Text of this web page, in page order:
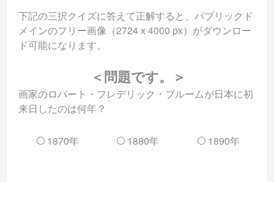
下記の三択クイズに答えて正解すると、パブリックド
メインのフリー画像（2724 x 4000 px）がダウンロー
ド可能になります。
＜問題です。＞
画家のロバート・フレデリック・ブルームが日本に初
来日したのは何年？
1870年 1880年 1890年